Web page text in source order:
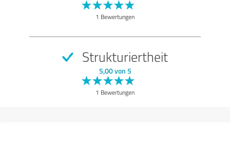
1 Bewertungen
Strukturiertheit
5,00 von 5
1 Bewertungen